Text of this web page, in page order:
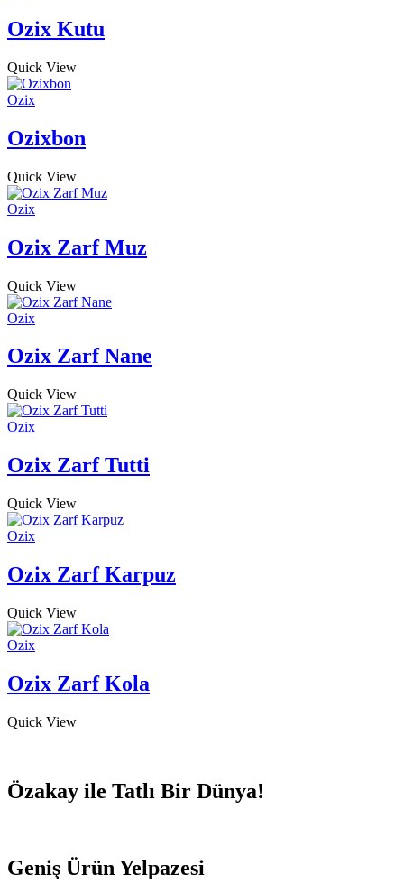
Ozix Kutu
Quick View
Ozix
Ozixbon
Quick View
Ozix
Ozix Zarf Muz
Quick View
Ozix
Ozix Zarf Nane
Quick View
Ozix
Ozix Zarf Tutti
Quick View
Ozix
Ozix Zarf Karpuz
Quick View
Ozix
Ozix Zarf Kola
Quick View
Özakay ile Tatlı Bir Dünya!
Geniş Ürün Yelpazesi